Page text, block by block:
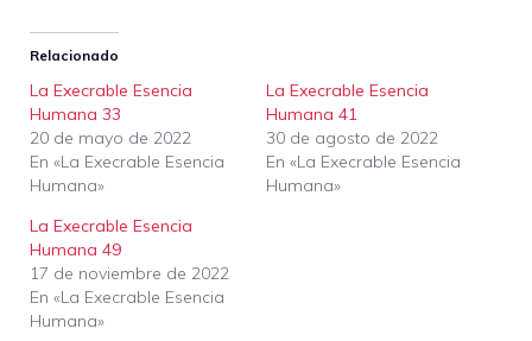
Relacionado
La Execrable Esencia
Humana 33
20 de mayo de 2022
En «La Execrable Esencia
Humana»
La Execrable Esencia
Humana 41
30 de agosto de 2022
En «La Execrable Esencia
Humana»
La Execrable Esencia
Humana 49
17 de noviembre de 2022
En «La Execrable Esencia
Humana»